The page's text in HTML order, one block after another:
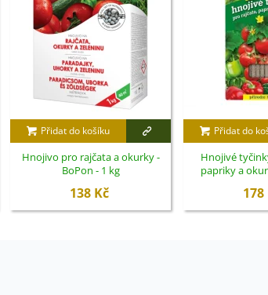
Přidat do košíku
Hnojivo pro rajčata a okurky -
BoPon - 1 kg
138 Kč
Přidat do
Hnojivé
papriky a
178